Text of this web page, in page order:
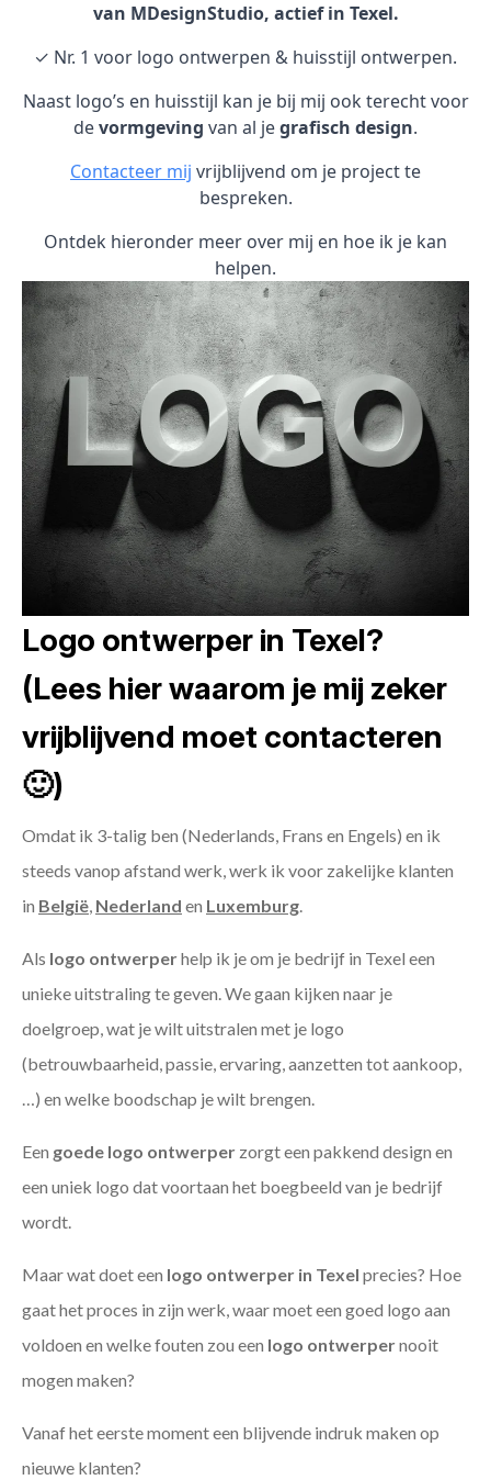
van MDesignStudio, actief in Texel.
✓ Nr. 1 voor logo ontwerpen & huisstijl ontwerpen.
Naast logo’s en huisstijl kan je bij mij ook terecht voor
devormgeving van al jegrafisch design.
Contacteer mij vrijblijvend om je project te
bespreken.
Ontdek hieronder meer over mij en hoe ik je kan
helpen.
Logo ontwerper in Texel?
(Lees hier waarom je mij zeker
vrijblijvend moet contacteren
🙂)
Omdat ik 3-talig ben (Nederlands, Frans en Engels) en ik
steeds vanop afstand werk, werk ik voor zakelijke klanten
in België, Nederland en Luxemburg.
Als logo ontwerperhelp ik je om je bedrijf in Texel een
unieke uitstraling te geven. We gaan kijken naar je
doelgroep, wat je wilt uitstralen met je logo
(betrouwbaarheid, passie, ervaring, aanzetten tot aankoop,
…) en welke boodschap je wilt brengen.
Een goede logo ontwerper zorgt een pakkend design en
een uniek logo dat voortaan het boegbeeld van je bedrijf
wordt.
Maar wat doet een logo ontwerper in Texel precies? Hoe
gaat het proces in zijn werk, waar moet een goed logo aan
voldoen en welke fouten zou een logo ontwerpernooit
mogen maken?
Vanaf het eerste moment een blijvende indruk maken op
nieuwe klanten?